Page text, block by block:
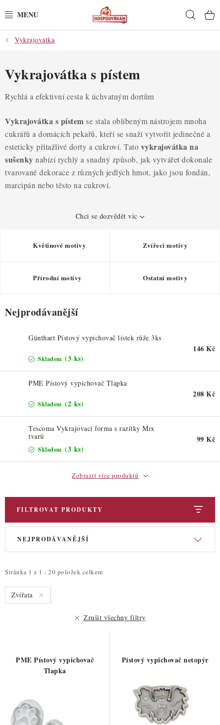
na
POTŘEBY
POMŮCKY
SUROVINY
DEKORACE
PRO OSLAVY
DO KUCHYNĚ
DÁRKOVÉ POUKAZY
Podmínky ochrany osobních údajů
Vykrajovátka
Vykrajovátka s pístem
Rychlá a efektivní cesta k úchvatným dortům
Vykrajovátka s pístem se stala oblíbeným nástrojem mnoha
cukrářů a domácích pekařů, kteří se snaží vytvořit jedinečné a
esteticky přitažlivé dorty a cukroví. Tato vykrajovátka na
sušenky nabízí rychlý a snadný způsob, jak vytvářet dokonale
tvarované dekorace z různých jedlých hmot, jako jsou fondán,
marcipán nebo těsto na cukroví.
Chci se dozvědět víc
Květinové motivy Zvířecí motivy
Přírodní motivy Ostatní motivy
Nejprodávanější
Günthart Pístový vypichovač lístek růže 3ks
Skladem (3 ks)
146 Kč
PME Pístový vypichovač Tlapka
Skladem (2 ks)
208 Kč
Tescoma Vykrajovací forma s razítky Mix
tvarů
Skladem (3 ks)
99 Kč
Zobrazit více produktů
FILTROVAT PRODUKTY
V
i
s
p
Stránka 1 z 1 - 20 položek celkem
Ř
e
n
í
NEJPRODÁVANĚJŠÍ
Zvířata
Zrušit všechny filtry
PME Pístový vypichovač
Tlapka
Pístový vypichovač netopýr